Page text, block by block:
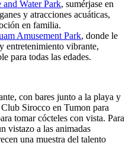
Water Park, sumérjase en
y atracciones acuáticas,
en familia.
Amusement Park, donde le
entretenimiento vibrante,
para todas las edades.
con bares junto a la playa y
Sirocco en Tumon para
tomar cócteles con vista. Para
vistazo a las animadas
una muestra del talento